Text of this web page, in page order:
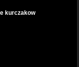
kurczakow